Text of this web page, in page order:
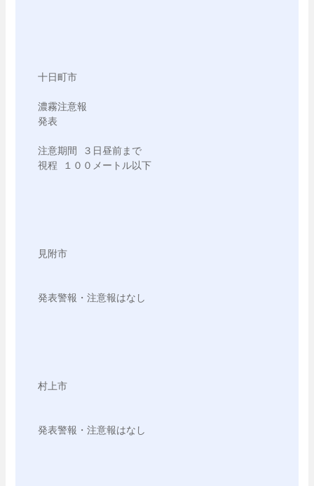
十日町市
濃霧注意報
発表
注意期間 ３日昼前まで
視程 １００メートル以下
見附市
発表警報・注意報はなし
村上市
発表警報・注意報はなし